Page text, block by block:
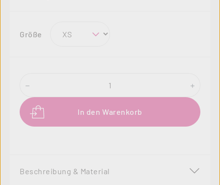
Größe auswählen
Produkt Anzahl: Gib den gewünschten
In den Warenkorb
Beschreibung & Material